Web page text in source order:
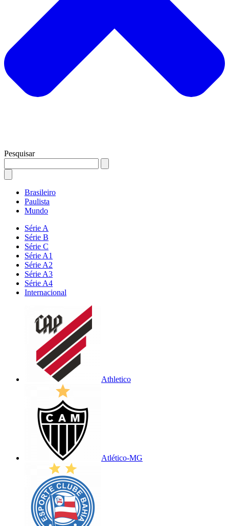
Pesquisar
Brasileiro
Paulista
Mundo
Série A
Série B
Série C
Série A1
Série A2
Série A3
Série A4
Internacional
Athletico
Atlético-MG